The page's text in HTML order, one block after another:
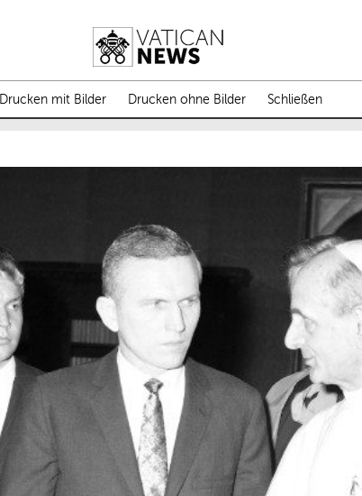
Drucken mit Bilder Drucken ohne Bilder Schließen